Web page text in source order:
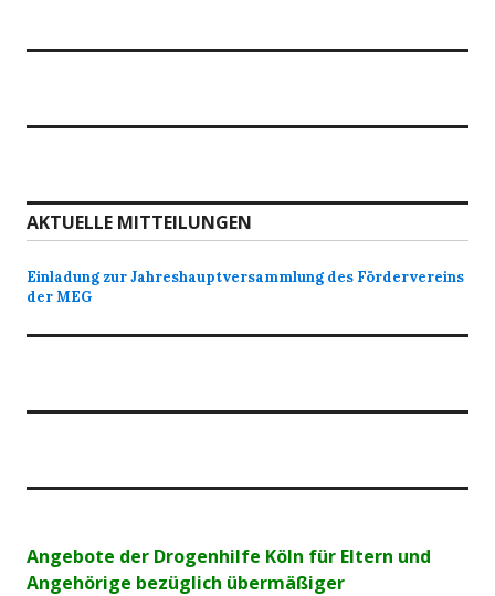
AKTUELLE MITTEILUNGEN
Einladung zur Jahreshauptversammlung des Fördervereins
der MEG
Angebote der Drogenhilfe Köln für Eltern und
Angehörige bezüglich übermäßiger